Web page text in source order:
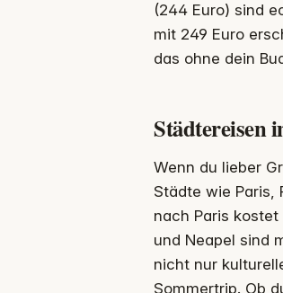
(244 Euro) sind
mit 249 Euro
das ohne dein
Städtereisen
Wenn du lieber
Städte wie Paris,
nach Paris kostet
und Neapel sind
nicht nur
Sommertrip. Ob